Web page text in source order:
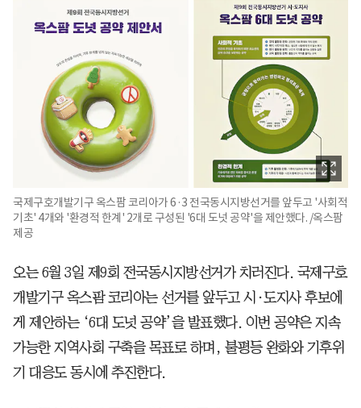
국제구호개발기구 옥스팜 코리아가 6·3 전국동시지방선거를 앞두고 '사회적
기초' 4개와 '환경적 한계' 2개로 구성된 '6대 도넛 공약'을 제안했다. /옥스팜
제공
오는 6월 3일 제9회 전국동시지방선거가 치러진다. 국제구호
개발기구 옥스팜 코리아는 선거를 앞두고 시·도지사 후보에
게 제안하는 ‘6대 도넛 공약’을 발표했다. 이번 공약은 지속
가능한 지역사회 구축을 목표로 하며, 불평등 완화와 기후위
기 대응도 동시에 추진한다.